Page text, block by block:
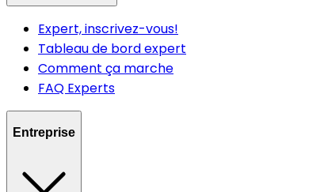
Expert, inscrivez-vous!
Tableau de bord expert
Comment ça marche
FAQ Experts
Entreprise